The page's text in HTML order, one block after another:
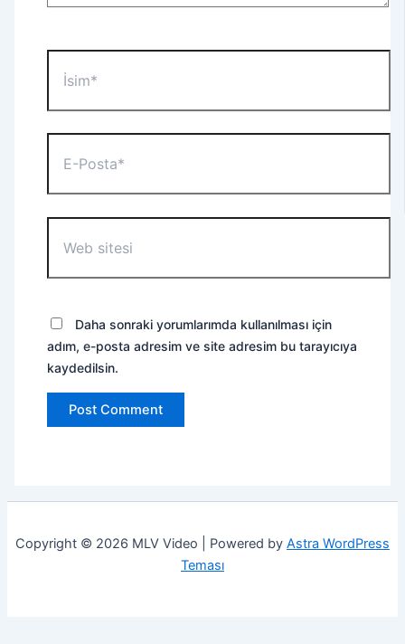
Posta*
sitesi
Daha sonraki yorumlarımda kullanılması için
adım, e-posta adresim ve site adresim bu tarayıcıya
kaydedilsin.
Copyright © 2026 MLV Video | Powered by Astra WordPress
Teması